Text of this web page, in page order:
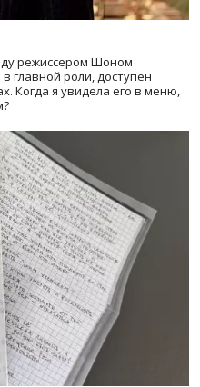
режиссером Шоном
главной роли, доступен
Когда я увидела его в меню,